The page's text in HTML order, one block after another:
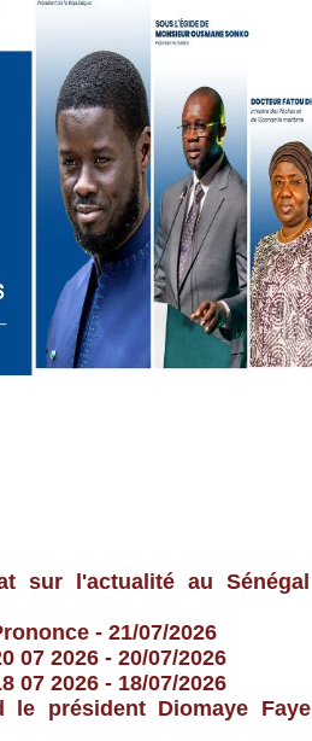
sur l'actualité au Sénégal
- 21/07/2026
07 2026 - 20/07/2026
07 2026 - 18/07/2026
le président Diomaye Faye